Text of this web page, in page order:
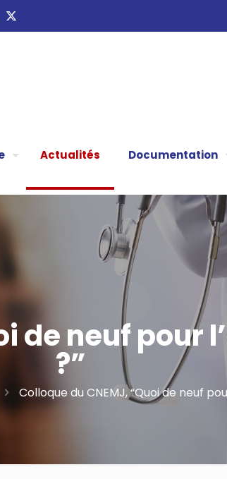
Actualités Documentation
de neuf pour
?”
Colloque du CNEMJ, “Quoi de neuf